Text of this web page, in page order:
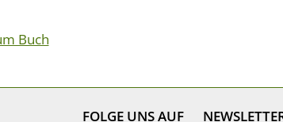
Buch
FOLGE UNS AUF